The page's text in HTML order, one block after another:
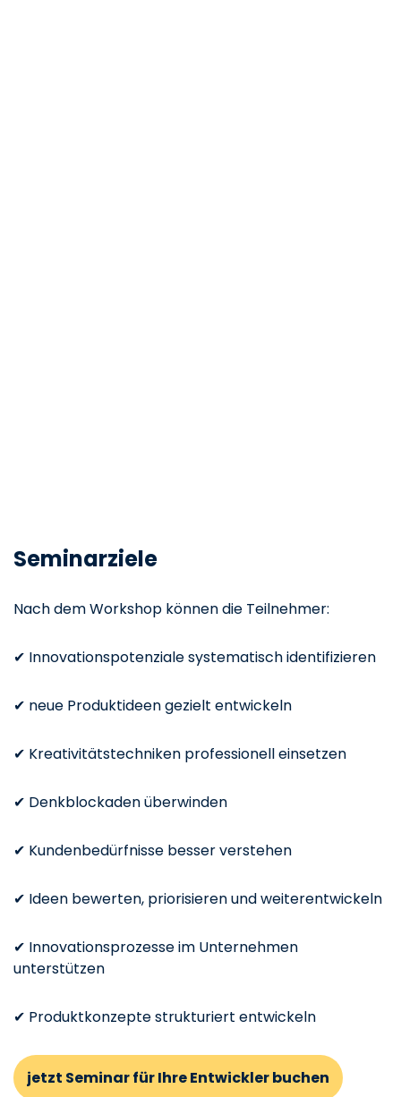
Seminarziele
Nach dem Workshop können die Teilnehmer:
✔ Innovationspotenziale systematisch identifizieren
✔ neue Produktideen gezielt entwickeln
✔ Kreativitätstechniken professionell einsetzen
✔ Denkblockaden überwinden
✔ Kundenbedürfnisse besser verstehen
✔ Ideen bewerten, priorisieren und weiterentwickeln
✔ Innovationsprozesse im Unternehmen
unterstützen
✔ Produktkonzepte strukturiert entwickeln
jetzt Seminar für Ihre Entwickler buchen